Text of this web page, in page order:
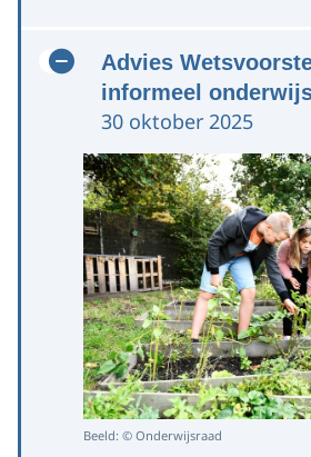
Advies
informeel
30 oktober 2025
Beeld: © Onderwijsraad